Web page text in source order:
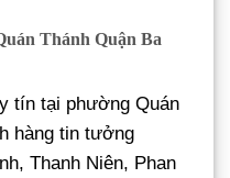
Thánh Quận Ba
tín tại phường Quán
hàng tin tưởng
Thanh Niên, Phan